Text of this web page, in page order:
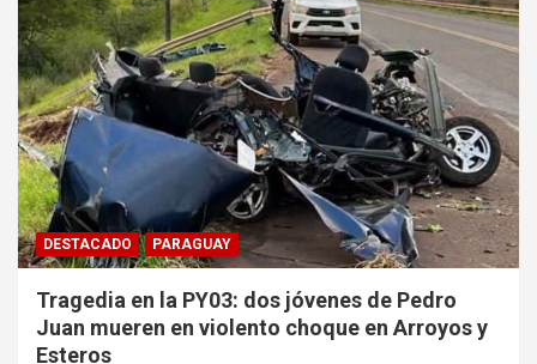
DESTACADO PARAGUAY
Tragedia en la PY03: dos jóvenes de Pedro
Juan mueren en violento choque en Arroyos y
Esteros